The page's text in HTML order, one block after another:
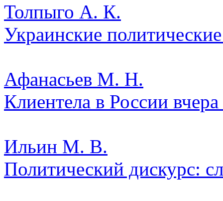
Толпыго А. К.
Украинские
Афанасьев М. Н.
Клиентела в России
Ильин М. В.
Политический дискурс: